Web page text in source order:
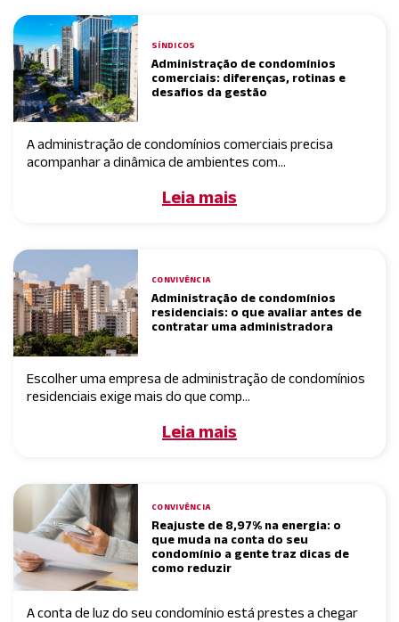
SÍNDICOS
Administração de condomínios
comerciais: diferenças, rotinas e
desafios da gestão
A administração de condomínios comerciais precisa
acompanhar a dinâmica de ambientes com...
Leia mais
CONVIVÊNCIA
Administração de condomínios
residenciais: o que avaliar antes de
contratar uma administradora
Escolher uma empresa de administração de condomínios
residenciais exige mais do que comp...
Leia mais
CONVIVÊNCIA
Reajuste de 8,97% na energia: o
que muda na conta do seu
condomínio a gente traz dicas de
como reduzir
A conta de luz do seu condomínio está prestes a chegar